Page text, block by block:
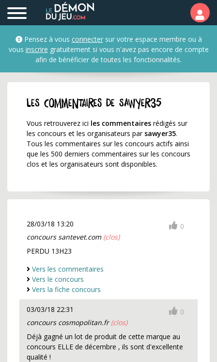
Les commentaires de
Pensez à vous connectersur votre espace membre ou à
vous inscrire gratuitement si vous n'avez pas encore de compte
afin de bénéficier de toutes les fonctionnalités.
Les commentaires de sawyer35
Vous retrouverez ici les commentaires rédigés sur
les concours et les organisateurs par sawyer35.
Tous les commentaires sur les concours actifs ainsi
que les 500 derniers commentaires sur les concours
clos et les organisateurs sont disponibles.
28/03/18 13:20
0
concours santevet.com (clos)
PERDU 13H23
Vers les commentaires
Vers le concours
Vers la fiche concours
03/03/18 22:31
0
concours cosmopolitan.fr(clos)
Déjà gagné un lot de produit de cette marque au
concours ELLE de décembre , ils sont d'excellente
qualité !